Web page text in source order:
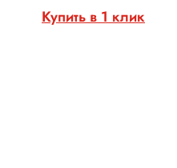
Купить в 1 клик